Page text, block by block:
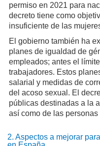
permiso en 2021 para
decreto tiene como
insuficiente de las
El gobierno también ha
planes de igualdad de
empleados; antes el
trabajadores. Estos
salarial y medidas de
del acoso sexual. El
públicas destinadas a la
así como de las
2. Aspectos a mejorar